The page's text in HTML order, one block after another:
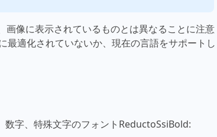
像に表示されているものとは異なることに注意
最適化されていないか、現在の言語をサポートし
数字、特殊文字のフォントReductoSsiBold: